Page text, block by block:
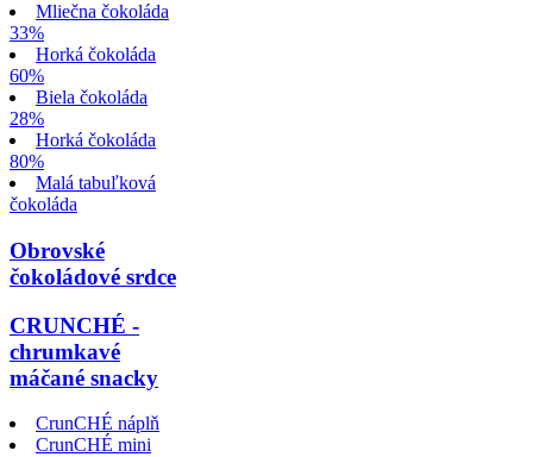
Mliečna čokoláda
33%
Horká čokoláda
60%
Biela čokoláda
28%
Horká čokoláda
80%
Malá tabuľková
čokoláda
Obrovské
čokoládové srdce
CRUNCHÉ -
chrumkavé
máčané snacky
CrunCHÉ náplň
CrunCHÉ mini